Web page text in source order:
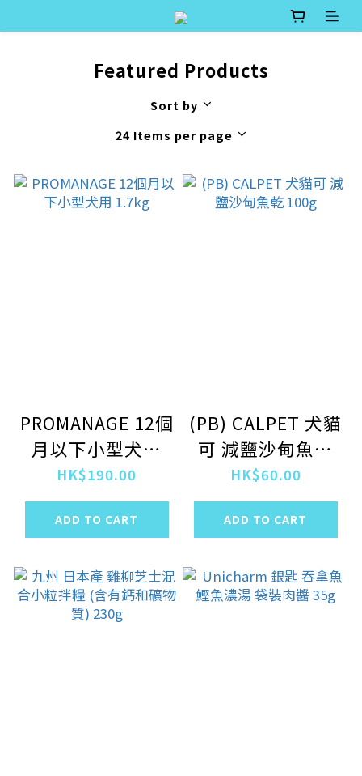
Featured Products
Sort by
24 Items per page
PROMANAGE 12個
月以下小型犬用
1.7kg
HK$190.00
ADD TO CART
(PB) CALPET 犬貓
可 減鹽沙甸魚乾
100g
HK$60.00
ADD TO CART